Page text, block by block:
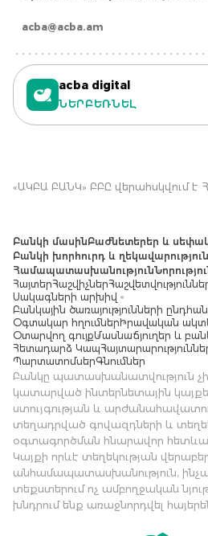
acba@acba.am
acba digital
ՆԵՐԲԵՌՆԵԼ
«ԱԿԲԱ ԲԱՆԿ» ԲԲԸ վերահսկվում է
Բանկի մասինԲաժնետերեր և
Բանկի խորհուրդ և ղեկավարություն
Համապատասխանություն
ՀայտերՀաշվիչներ
Սակագների արխիվ
Բանկային ծառայությունների
Օգտակար հղումներ Իրավական
Օտարվող գույքՄասնաճյուղեր և
Հետադարձ Կապ
ՊարտատոմսերԳնումներ
Բանկը պատասխանատվություն չի
կատարված ինտերնետային
ստույգության և
տեղադրված գովազդների և
օգտագործման հնարավոր
Կայքի որևէ տեղեկության
անհամապատասխանություն,
տեքստերում ոչ ամբողջական
խնդրում ենք առաջնորդվել